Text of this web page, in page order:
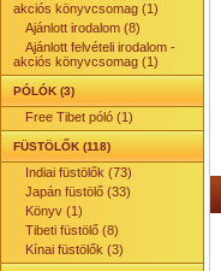
akciós könyvcsomag (1)
Ajánlott irodalom (8)
Ajánlott felvételi irodalom -
akciós könyvcsomag (1)
PÓLÓK (3)
Free Tibet póló (1)
FÜSTÖLŐK (118)
Indiai füstölők (73)
Japán füstölő (33)
Könyv (1)
Tibeti füstölő (8)
Kínai füstölők (3)